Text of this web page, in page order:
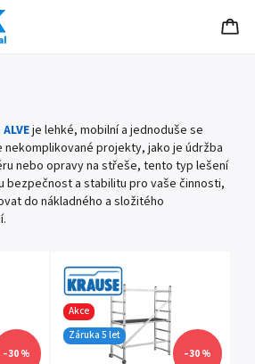
ALVEje lehké, mobilní a jednoduše se
nekomplikované projekty, jako je údržba
nebo opravy na střeše, tento typ lešení
bezpečnost a stabilitu pro vaše činnosti,
do nákladného a složitého
–30 %
Akce
Záruka 5 let
–30 %